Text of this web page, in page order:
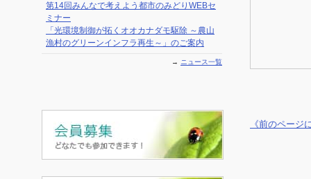
《前のページ
第14回みんなで考えよう都市のみどりWEBセ
ミナー
「光環境制御が拓くオオカナダモ駆除 ～農山
漁村のグリーンインフラ再生～」のご案内
→ ニュース一覧